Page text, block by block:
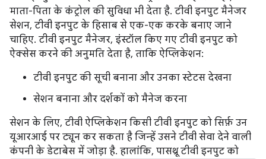
माता-पिता के कंट्रोल की सुविधा भी देता है. टीवी इनपुट मैनेजर
सेशन, टीवी इनपुट के हिसाब से एक-एक करके बनाए जाने
चाहिए. टीवी इनपुट मैनेजर, इंस्टॉल किए गए टीवी इनपुट को
ऐक्सेस करने की अनुमति देता है, ताकि ऐप्लिकेशन:
टीवी इनपुट की सूची बनाना और उनका स्टेटस देखना
सेशन बनाना और दर्शकों को मैनेज करना
सेशन के लिए, टीवी ऐप्लिकेशन किसी टीवी इनपुट को सिर्फ़ उन
यूआरआई पर ट्यून कर सकता है जिन्हें उसने टीवी सेवा देने वाली
कंपनी के डेटाबेस में जोड़ा है. हालांकि, पासथ्रू टीवी इनपुट को